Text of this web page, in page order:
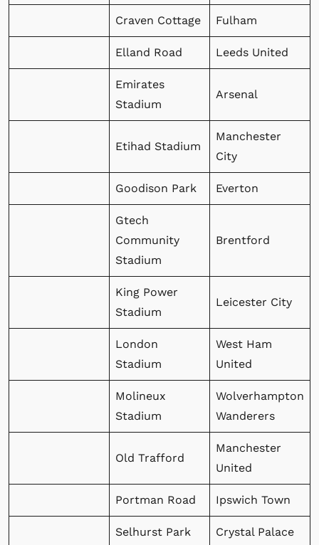
Craven Cottage Fulham
Elland Road Leeds United
Emirates
Stadium
Arsenal
Etihad Stadium
Manchester
City
Goodison Park Everton
Gtech
Community
Stadium
Brentford
King Power
Stadium
Leicester City
London
Stadium
West Ham
United
Molineux
Stadium
Wolverhampton
Wanderers
Old Trafford
Manchester
United
Portman Road Ipswich Town
Selhurst Park Crystal Palace